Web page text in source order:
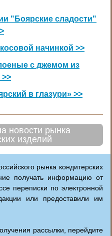
"Боярские сладости"
начинкой >>
с джемом из
в глазури» >>
новости рынка
изделий
рынка кондитерских
получать информацию от
переписки по электронной
или предоставили им
рассылки, перейдите